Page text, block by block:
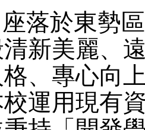
落於東勢
新美麗、
、專心向
運用現有